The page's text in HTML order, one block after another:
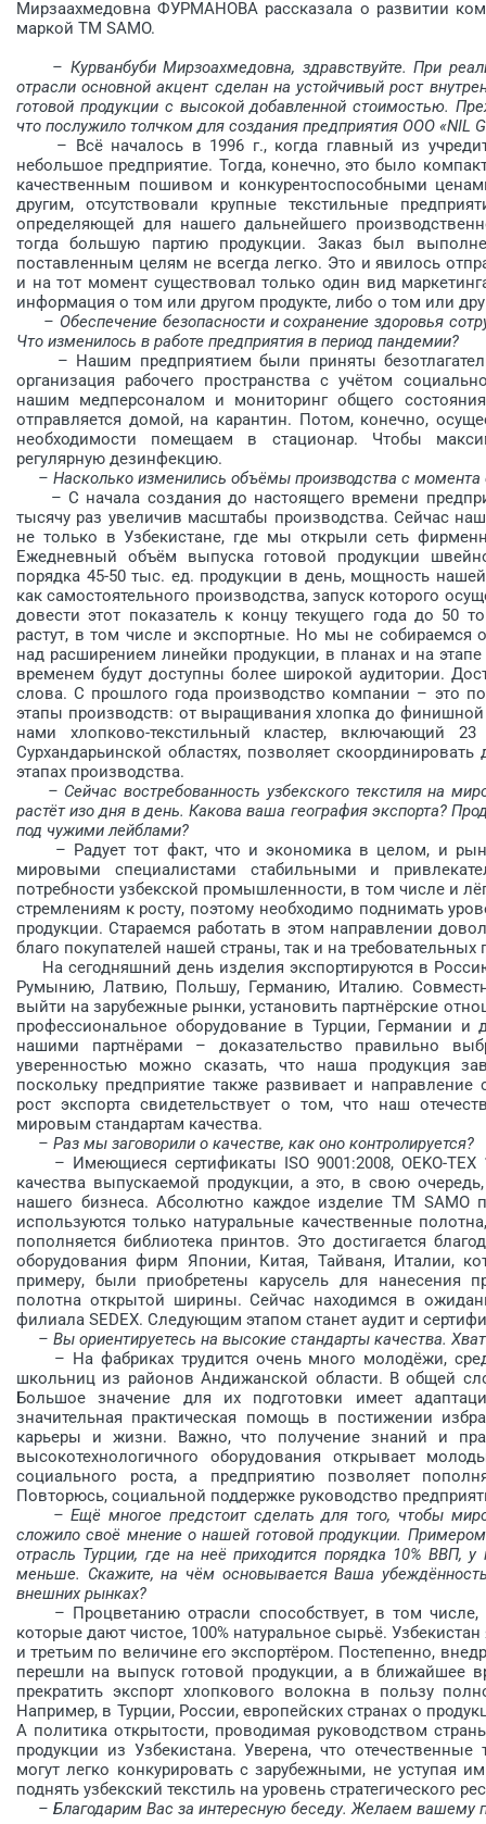
Мирзаахмедовна ­ФУРМАНОВА рассказала о развитии
маркой ТМ SAMO.
– Курванбуби Мирзоахмедовна, здравствуйте. При
отрасли основной акцент сделан на устойчивый рост
готовой продукции с высокой добавленной стоимостью.
что послужило толчком для создания предприятия ООО «NIL
– Всё началось в 1996 г., когда главный из
небольшое предприятие. Тогда, конечно, это было
качественным пошивом и конкурентоспособными
другим, отсутствовали крупные текстильные
определяющей для нашего дальнейшего
тогда большую партию продукции. Заказ был
поставленным целям не всегда легко. Это и явилось
и на тот момент существовал только один вид
информация о том или другом продукте, либо о том или
– Обеспечение безопасности и сохранение здоровья
Что изменилось в работе предприятия в период пандемии?
– Нашим предприятием были приняты
организация рабочего пространства с учётом
нашим медперсоналом и мониторинг общего
отправляется домой, на карантин. Потом, конечно,
необходимости помещаем в стационар. Чтобы
регулярную дезинфекцию.
– Насколько изменились объёмы производства с
– С начала создания до настоящего времени
тысячу раз увеличив масштабы производства. Сейчас
не только в Узбекистане, где мы открыли сеть
Ежедневный объём выпуска готовой продукции
порядка 45-50 тыс. ед. продукции в день, мощность нашей
как самостоятельного производства, запуск которого
довести этот показатель к концу текущего года до 50
растут, в том числе и экспортные. Но мы не собираемся
над расширением линейки продукции, в планах и на
временем будут доступны более широкой аудитории.
слова. С прошлого года производство компании – это
этапы производств: от выращивания хлопка до
нами хлопково-текстильный кластер, включающий
Сурхандарьинской областях, позволяет
этапах производства.
– Сейчас востребованность узбекского текстиля на
растёт изо дня в день. Какова ваша география экспорта?
под чужими лейблами?
– Радует тот факт, что и экономика в целом, и
мировыми специалистами стабильными и
потребности узбекской промышленности, в том числе и
стремлениям к росту, поэтому необходимо поднимать
продукции. Стараемся работать в этом направлении
благо покупателей нашей страны, так и на
На сегодняшний день изделия экспортируются в
Румынию, Латвию, Польшу, Германию, Италию.
выйти на зарубежные рынки, установить партнёрские
профессиональное оборудование в Турции, Германии и
нашими партнёрами – доказательство правильно
уверенностью можно сказать, что наша продукция
поскольку предприятие также развивает и
рост экспорта свидетельствует о том, что наш
мировым стандартам ка­чества.
– Раз мы заговорили о качестве, как оно контролируется?
– Имеющиеся сертификаты ISO 9001:2008, OEKO-TEX
качества выпускаемой продукции, а это, в свою
нашего бизнеса. Абсолютно каждое изделие ТМ SAMO
используются только натуральные качественные
пополняется библиотека прин­тов. Это достигается
оборудования фирм Японии, Китая, Тайваня, Италии,
примеру, были приобретены карусель для нанесения
полотна открытой ширины. Сейчас находимся в
филиала SEDEX. Следующим этапом станет аудит и
– Вы ориентируетесь на высокие стандарты качества.
– На фабриках трудится очень много молодёжи,
школьниц из районов Андижанской области. В общей
Большое значение для их подготовки имеет
значительная практическая помощь в постижении
карьеры и жизни. Важно, что получение знаний и
высокотехнологичного оборудования открывает
социального роста, а предприятию позволяет
Повторюсь, социальной поддержке руководство
– Ещё многое предстоит сделать для того, чтобы
сложило своё мнение о нашей готовой продукции.
отрасль Турции, где на неё приходится порядка 10% ВВП,
меньше. Скажите, на чём основывается Ваша
внешних рынках?
– Процветанию отрасли способствует, в том числе,
которые дают чистое, 100% натуральное сырьё.
и третьим по величине его экспортёром. Постепенно,
перешли на выпуск готовой продукции, а в ближайшее
прекратить экспорт хлопкового волокна в пользу
Например, в Турции, России, европейских странах о
А политика открытости, проводимая руководством
продукции из Узбекистана. Уверена, что
могут легко конкурировать с зарубежными, не уступая
поднять узбекский текстиль на уровень стратегического
– Благодарим Вас за интересную беседу. Желаем вашему